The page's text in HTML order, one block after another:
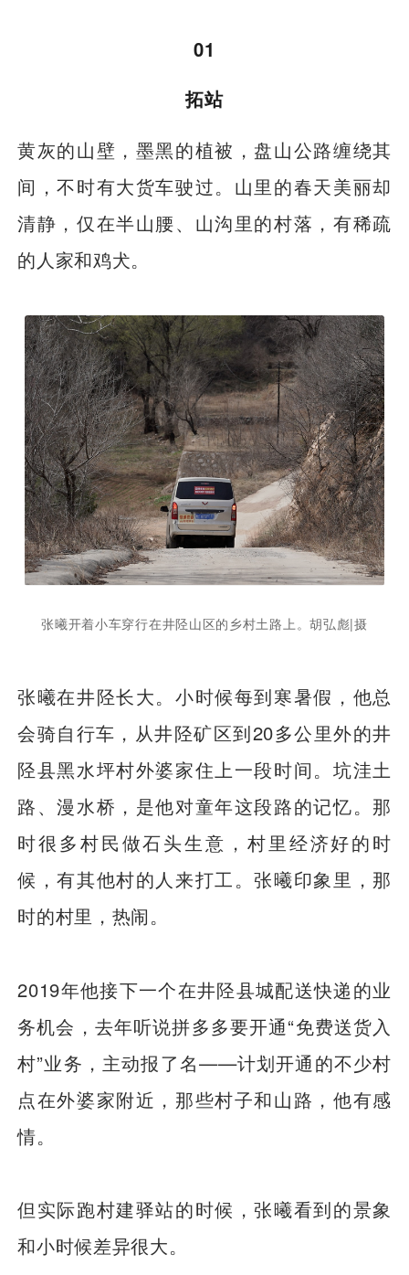
01
拓站
黄灰的山壁，墨黑的植被，盘山公路缠绕其
间，不时有大货车驶过。山里的春天美丽却
清静，仅在半山腰、山沟里的村落，有稀疏
的人家和鸡犬。
张曦开着小车穿行在井陉山区的乡村土路上。胡弘彪|摄
张曦在井陉长大。小时候每到寒暑假，他总
会骑自行车，从井陉矿区到20多公里外的井
陉县黑水坪村外婆家住上一段时间。坑洼土
路、漫水桥，是他对童年这段路的记忆。那
时很多村民做石头生意，村里经济好的时
候，有其他村的人来打工。张曦印象里，那
时的村里，热闹。
2019年他接下一个在井陉县城配送快递的业
务机会，去年听说拼多多要开通“免费送货入
村”业务，主动报了名——计划开通的不少村
点在外婆家附近，那些村子和山路，他有感
情。
但实际跑村建驿站的时候，张曦看到的景象
和小时候差异很大。